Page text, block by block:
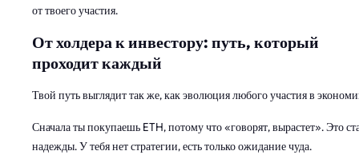
от твоего участия.
От холдера к инвестору: путь, который
проходит каждый
Твой путь выглядит так же, как эволюция любого участия в
Сначала ты покупаешь ETH, потому что «говорят, вырастет». Это
надежды. У тебя нет стратегии, есть только ожидание чуда.